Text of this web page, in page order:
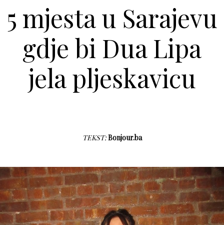
5 mjesta u Sarajevu
gdje bi Dua Lipa
jela pljeskavicu
TEKST:Bonjour.ba